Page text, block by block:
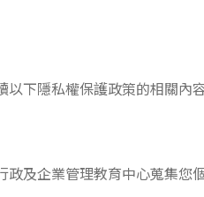
下隱私權保護政策的相關內
及企業管理教育中心蒐集您